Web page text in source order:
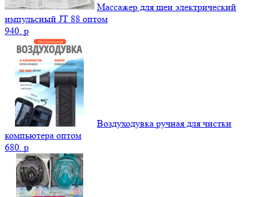
Массажер для шеи электрический
импульсный JT 88 оптом
940. p
Воздуходувка ручная для чистки
компьютера оптом
680. p